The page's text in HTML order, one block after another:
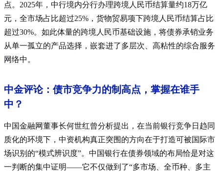
点。2025年，中行境内分行办理跨境人民币结算量约18万亿
元，全市场占比超过25%，货物贸易项下跨境人民币结算占比
超过30%。如此体量的跨境人民币基础设施，将债券承销业务
从单一孤立的产品选择，嵌套进了多层次、高粘性的综合服务
网络中。
中金评论：债市竞争力的制高点，掌握在谁手
中？
中国金融网董事长何世红曾分析提出，在当前银行竞争日趋同
质化的环境下，中资机构真正突围的方向在于打造可被国际市
场识别的“模式辨识度”。中国银行在债券领域的布局恰是对这
一判断的集中证明——它不仅做到了“多市场、全币种、多主